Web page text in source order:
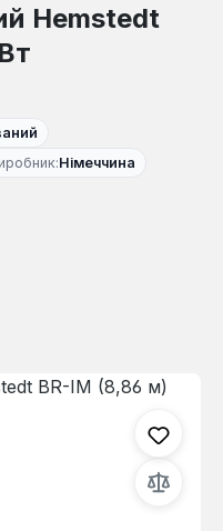
Hemstedt
Німеччина